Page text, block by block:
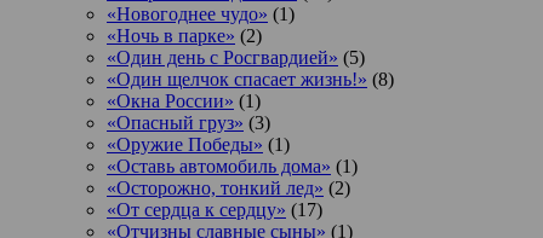
«Новогоднее чудо» (1)
«Ночь в парке» (2)
«Один день с Росгвардией» (5)
«Один щелчок спасает жизнь!» (8)
«Окна России» (1)
«Опасный груз» (3)
«Оружие Победы» (1)
«Оставь автомобиль дома» (1)
«Осторожно, тонкий лед» (2)
«От сердца к сердцу» (17)
«Отчизны славные сыны» (1)